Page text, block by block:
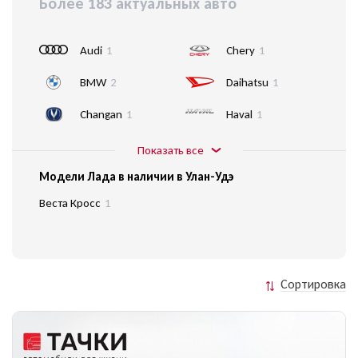
Audi 1
BMW 2
Changan 1
Chery 1
Daihatsu 1
Haval 1
Показать все
Модели Лада в наличии в Улан-Удэ
Веста Кросс 1
Сортировка